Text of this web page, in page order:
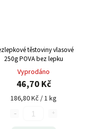
těstoviny vlasové
250g POVA bez lepku
Vyprodáno
46,70 Kč
186,80 Kč / 1 kg